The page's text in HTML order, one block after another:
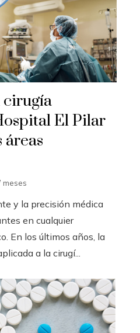
cirugía
El Pilar
áreas
meses
y la precisión médica
en cualquier
En los últimos años, la
a la cirugí...